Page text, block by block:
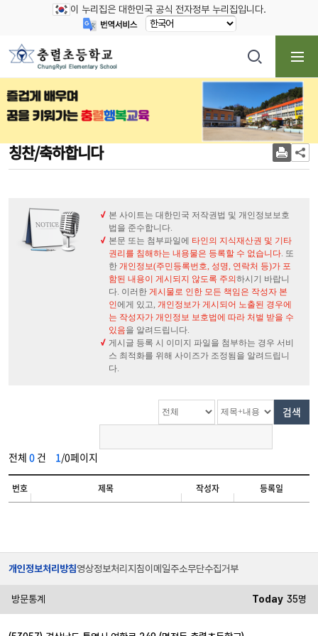
이 누리집은 대한민국 공식 전자정부 누리집입니다.
칭찬/축하합니다
본 사이트는 대한민국 저작권법 및 개인정보보호
법을 준수합니다.
본문 또는 첨부파일에 타인의 지식재산권 및 기타
권리를 침해하는 내용물은 등록할 수 없습니다 . 또
한 개인정보(주민등록번호, 성명, 연락처 등)가 포
함된 내용이 게시되지 않도록 주의하시기 바랍니
다. 이러한 게시물로 인한 모든 책임은 작성자 본
인에게 있고, 개인정보가 게시되어 노출된 경우에
는 작성자가 개인정보 보호법에 따라 처벌 받을 수
있음을 알려드립니다.
게시글 등록 시 이미지 파일을 첨부하는 경우 서비
스 최적화를 위해 사이즈가 조정됨을 알려드립니
다.
전체 0 건 1 /0페이지
검색
번호 제목 작성자 등록일
개인정보처리방침영상정보처리지침이메일주소무단수집거부
방문통계 Today 35명